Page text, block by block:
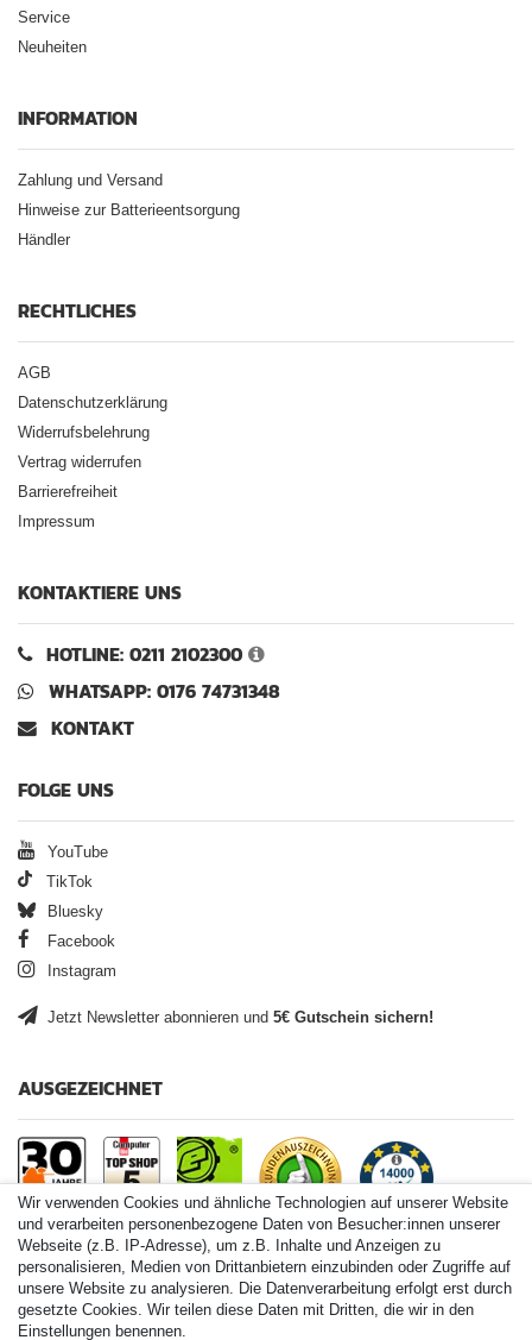
Service
Neuheiten
INFORMATION
Zahlung und Versand
Hinweise zur Batterieentsorgung
Händler
RECHTLICHES
AGB
Datenschutzerklärung
Widerrufsbelehrung
Vertrag widerrufen
Barrierefreiheit
Impressum
KONTAKTIERE UNS
HOTLINE: 0211 2102300
WHATSAPP: 0176 74731348
KONTAKT
FOLGE UNS
YouTube
TikTok
Bluesky
Facebook
Instagram
Jetzt Newsletter abonnieren und 5€ Gutschein sichern!
AUSGEZEICHNET
Paintball.de World
Paintball Shop International
Spares Shop North America
Wir verwenden Cookies und ähnliche Technologien auf unserer Website
und verarbeiten personenbezogene Daten von Besucher:innen unserer
Webseite (z.B. IP-Adresse), um z.B. Inhalte und Anzeigen zu
personalisieren, Medien von Drittanbietern einzubinden oder Zugriffe auf
unsere Website zu analysieren. Die Datenverarbeitung erfolgt erst durch
gesetzte Cookies. Wir teilen diese Daten mit Dritten, die wir in den
Einstellungen benennen.